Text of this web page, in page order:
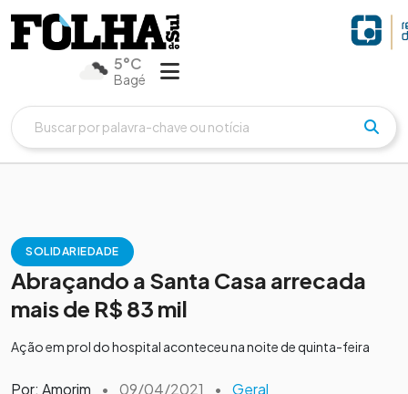
5°C
Bagé
SOLIDARIEDADE
Abraçando a Santa Casa arrecada
mais de R$ 83 mil
Ação em prol do hospital aconteceu na noite de quinta-feira
Por: Amorim • 09/04/2021 • Geral